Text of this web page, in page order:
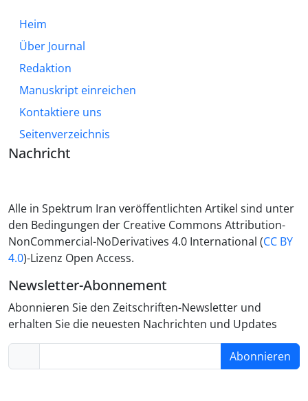
Heim
Über Journal
Redaktion
Manuskript einreichen
Kontaktiere uns
Seitenverzeichnis
Nachricht
Alle in Spektrum Iran veröffentlichten Artikel sind unter
den Bedingungen der Creative Commons Attribution-
NonCommercial-NoDerivatives 4.0 International (CC BY
4.0)-Lizenz Open Access.
Newsletter-Abonnement
Abonnieren Sie den Zeitschriften-Newsletter und
erhalten Sie die neuesten Nachrichten und Updates
Abonnieren